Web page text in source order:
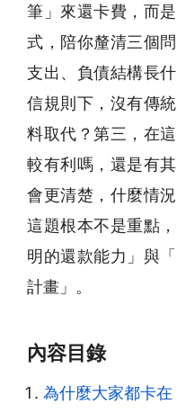
筆」來還卡費，而
式，陪你釐清三個
支出、負債結構長
信規則下，沒有傳
料取代？第三，在
較有利嗎，還是有
會更清楚，什麼情
這題根本不是重點
明的還款能力」與
計畫」。
內容目錄
為什麼大家都卡